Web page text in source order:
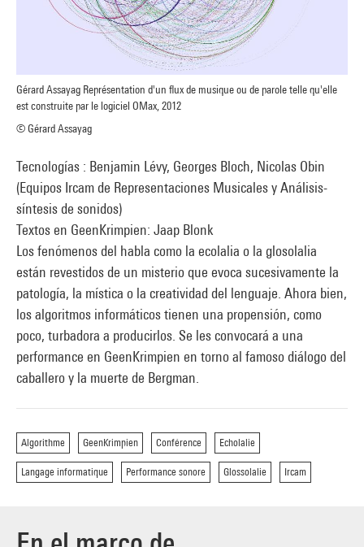
Gérard Assayag Représentation d'un flux de musique ou de parole telle qu'elle
est construite par le logiciel OMax, 2012
© Gérard Assayag
Tecnologías : Benjamin Lévy, Georges Bloch, Nicolas Obin
(Equipos Ircam de Representaciones Musicales y Análisis-
síntesis de sonidos)
Textos en GeenKrimpien: Jaap Blonk
Los fenómenos del habla como la ecolalia o la glosolalia
están revestidos de un misterio que evoca sucesivamente la
patología, la mística o la creatividad del lenguaje. Ahora bien,
los algoritmos informáticos tienen una propensión, como
poco, turbadora a producirlos. Se les convocará a una
performance en GeenKrimpien en torno al famoso diálogo del
caballero y la muerte de Bergman.
Algorithme GeenKrimpien Conférence Echolalie
Langage informatique Performance sonore Glossolalie Ircam